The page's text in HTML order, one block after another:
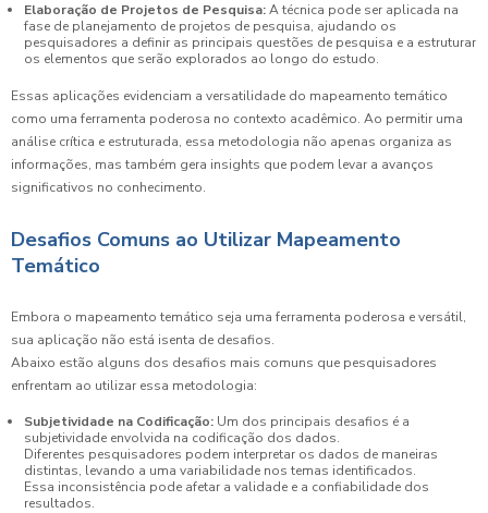
Elaboração de Projetos de Pesquisa:A técnica pode ser aplicada na
fase de planejamento de projetos de pesquisa, ajudando os
pesquisadores a definir as principais questões de pesquisa e a estruturar
os elementos que serão explorados ao longo do estudo.
Essas aplicações evidenciam a versatilidade do mapeamento temático
como uma ferramenta poderosa no contexto acadêmico. Ao permitir uma
análise crítica e estruturada, essa metodologia não apenas organiza as
informações, mas também gera insights que podem levar a avanços
significativos no conhecimento.
Desafios Comuns ao Utilizar Mapeamento
Temático
Embora o mapeamento temático seja uma ferramenta poderosa e versátil,
sua aplicação não está isenta de desafios.
Abaixo estão alguns dos desafios mais comuns que pesquisadores
enfrentam ao utilizar essa metodologia:
Subjetividade na Codificação: Um dos principais desafios é a
subjetividade envolvida na codificação dos dados.
Diferentes pesquisadores podem interpretar os dados de maneiras
distintas, levando a uma variabilidade nos temas identificados.
Essa inconsistência pode afetar a validade e a confiabilidade dos
resultados.